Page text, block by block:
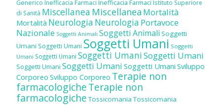
Generico Inefficacia Farmaci Inefficacia Farmaci Istituto Superiore
di Sanità Miscellanea Miscellanea Mortalità
Mortalità Neurologia Neurologia Portavoce
Nazionale Soggetti Animali Soggetti Animali Soggetti
Umani Soggetti Umani Soggetti Umani Soggetti
Umani Soggetti Umani Soggetti UmaniSoggetti Umani
Soggetti Umani Soggetti Umani Soggetti Umani Sviluppo
Corporeo Sviluppo Corporeo Terapie non
farmacologicheTerapie non
farmacologiche Tossicomania Tossicomania